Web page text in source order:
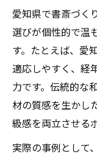
愛知県で書斎づく
選びが個性的で温
す。たとえば、愛
適応しやすく、経
力です。伝統的な
材の質感を生かし
級感を両立させる
実際の事例として